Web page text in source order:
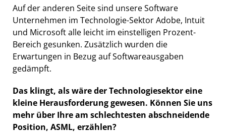
Auf der anderen Seite sind unsere Software
Unternehmen im Technologie-Sektor Adobe, Intuit
und Microsoft alle leicht im einstelligen Prozent-
Bereich gesunken. Zusätzlich wurden die
Erwartungen in Bezug auf Softwareausgaben
gedämpft.
Das klingt, als wäre der Technologiesektor eine
kleine Herausforderung gewesen. Können Sie uns
mehr über Ihre am schlechtesten abschneidende
Position, ASML, erzählen?